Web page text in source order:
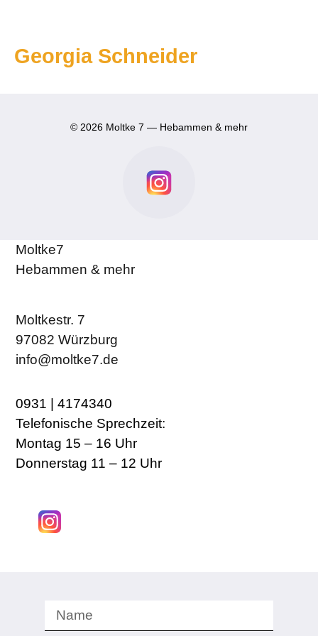
Georgia Schneider
© 2026 Moltke 7 — Hebammen & mehr
Moltke7
Hebammen & mehr
Moltkestr. 7
97082 Würzburg
info@moltke7.de
0931 | 4174340
Telefonische Sprechzeit:
Montag 15 – 16 Uhr
Donnerstag 11 – 12 Uhr